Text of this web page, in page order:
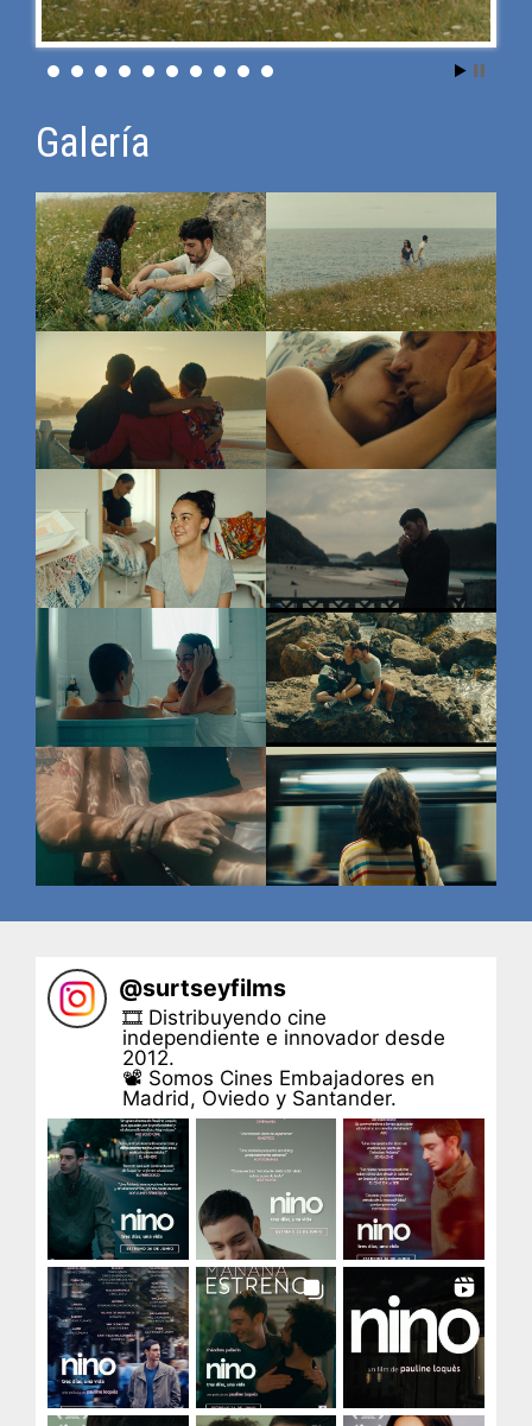
Galería
@surtseyfilms
🎞 Distribuyendo cine
independiente e innovador desde
2012.
📽 Somos Cines Embajadores en
Madrid, Oviedo y Santander.